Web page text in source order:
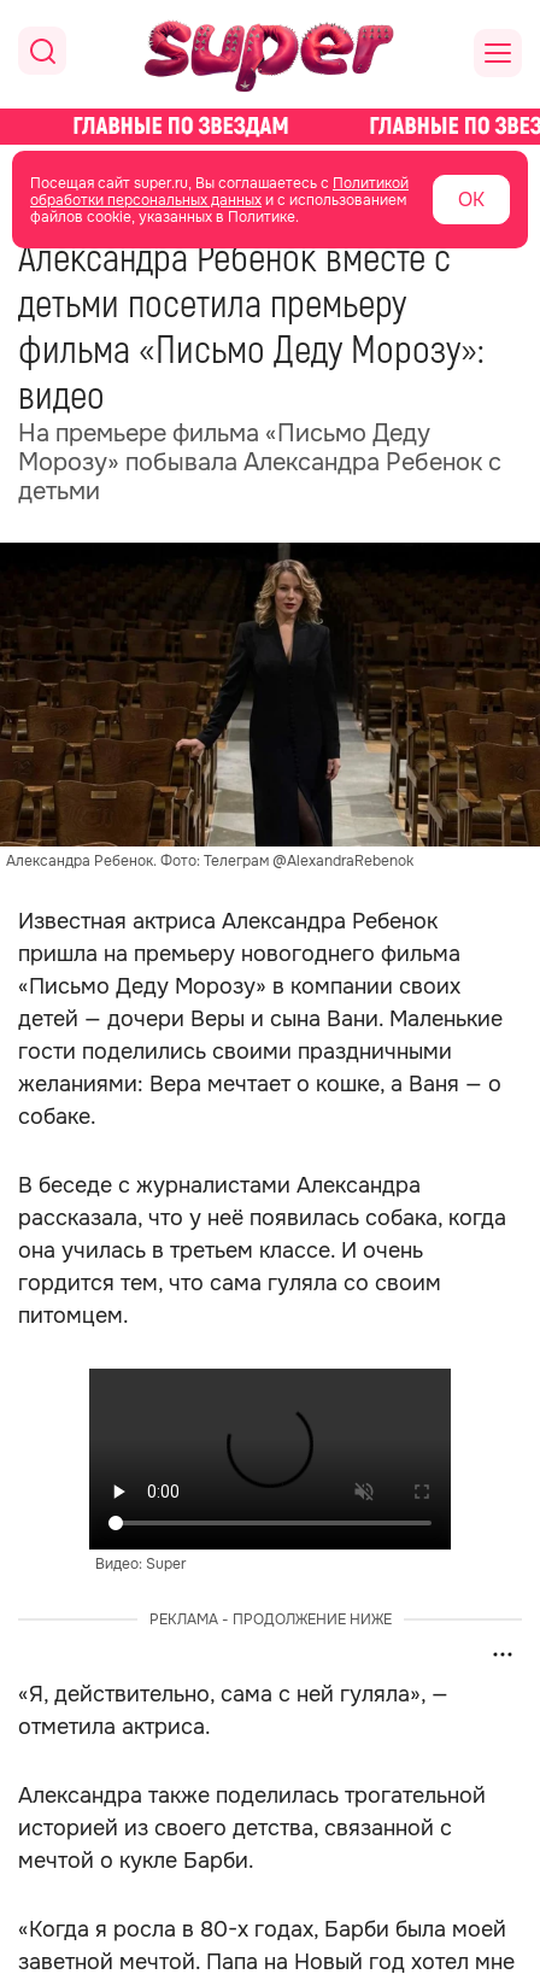
Посещая сайт super.ru, Вы соглашаетесь с Политикой
обработки персональных данныхи с использованием
файлов cookie, указанных в Политике.
ОК
главная новости о звездах новости
23 ноября 2025 15:52
Александра Ребенок вместе с
детьми посетила премьеру
фильма «Письмо Деду Морозу»:
видео
На премьере фильма «Письмо Деду
Морозу» побывала Александра Ребенок с
детьми
Александра Ребенок. Фото: Телеграм @AlexandraRebenok
Известная актриса Александра Ребенок
пришла на премьеру новогоднего фильма
«Письмо Деду Морозу» в компании своих
детей — дочери Веры и сына Вани. Маленькие
гости поделились своими праздничными
желаниями: Вера мечтает о кошке, а Ваня — о
собаке.
В беседе с журналистами Александра
рассказала, что у неё появилась собака, когда
она училась в третьем классе. И очень
гордится тем, что сама гуляла со своим
питомцем.
Видео: Super
РЕКЛАМА - ПРОДОЛЖЕНИЕ НИЖЕ
«Я, действительно, сама с ней гуляла», —
отметила актриса.
Александра также поделилась трогательной
историей из своего детства, связанной с
мечтой о кукле Барби.
«Когда я росла в 80-х годах, Барби была моей
заветной мечтой. Папа на Новый год хотел мне